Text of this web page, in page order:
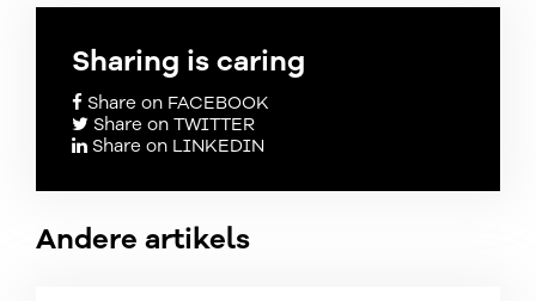
Sharing is caring
Share on FACEBOOK
Share on TWITTER
Share on LINKEDIN
Andere artikels